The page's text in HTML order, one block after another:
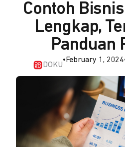
Contoh
Lengkap,
Panduan
DOKU
• February 1, 2024